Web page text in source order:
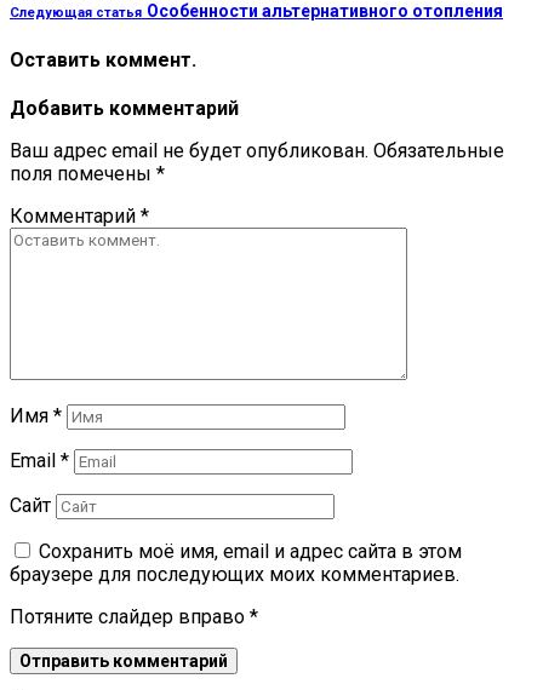
Следующая статья Особенности альтернативного отопления
Оставить коммент.
Добавить комментарий
Ваш адрес email не будет опубликован. Обязательные
поля помечены *
Комментарий *
Имя *
Email *
Сайт
Сохранить моё имя, email и адрес сайта в этом
браузере для последующих моих комментариев.
Потяните слайдер вправо *